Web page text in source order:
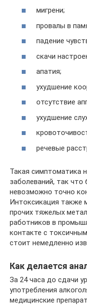
мигрени;
провалы в
падение
скачи
апатия;
ухудшение
отсутствие
ухудшение
речевые
Такая симптоматика
заболеваний, так что
невозможно точно
Интоксикация также
прочих тяжелых
работников в
контакте с
стоит немедленно
Как делается
За 24 часа до сдачи
употребления
медицинские